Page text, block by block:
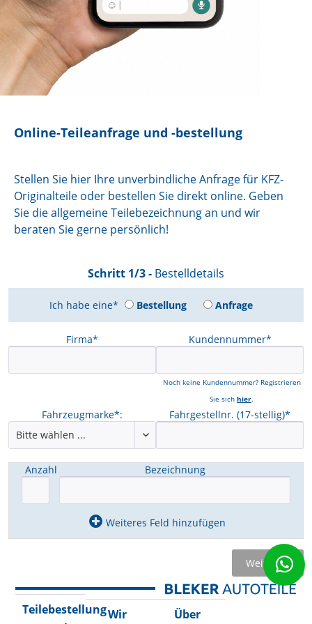
Online-Teileanfrage und -bestellung
Stellen Sie hier Ihre unverbindliche Anfrage für KFZ-
Originalteile oder bestellen Sie direkt online. Geben
Sie die allgemeine Teilebezeichnung an und wir
beraten Sie gerne persönlich!
Schritt 1/3 - Bestelldetails
Ich habe eine* Bestellung Anfrage
Firma* Kundennummer*
Noch keine Kundennummer? Registrieren
Sie sich hier.
Fahrzeugmarke*: Fahrgestellnr. (17-stellig)*
Anzahl Bezeichnung
Weiteres Feld hinzufügen
Weiter
TeilebestellungWir Über